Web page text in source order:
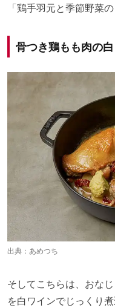
「鶏手羽元と季節野菜
骨つき鶏もも肉の
出典：あめつち
そしてこちらは、おな
を白ワインでじっくり